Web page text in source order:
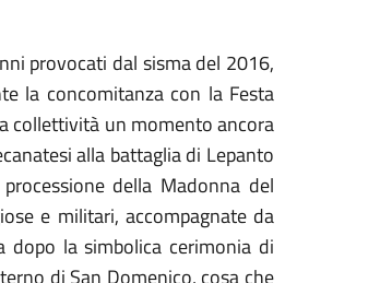
provocati dal sisma del 2016,
la concomitanza con la Festa
collettività un momento ancora
alla battaglia di Lepanto
della Madonna del
e militari, accompagnate da
dopo la simbolica cerimonia di
di San Domenico, cosa che